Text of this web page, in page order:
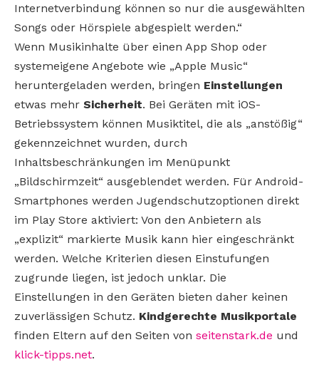
Internetverbindung können so nur die ausgewählten
Songs oder Hörspiele abgespielt werden.“
Wenn Musikinhalte über einen App Shop oder
systemeigene Angebote wie „Apple Music“
heruntergeladen werden, bringen Einstellungen
etwas mehr Sicherheit. Bei Geräten mit iOS-
Betriebssystem können Musiktitel, die als „anstößig“
gekennzeichnet wurden, durch
Inhaltsbeschränkungen im Menüpunkt
„Bildschirmzeit“ ausgeblendet werden. Für Android-
Smartphones werden Jugendschutzoptionen direkt
im Play Store aktiviert: Von den Anbietern als
„explizit“ markierte Musik kann hier eingeschränkt
werden. Welche Kriterien diesen Einstufungen
zugrunde liegen, ist jedoch unklar. Die
Einstellungen in den Geräten bieten daher keinen
zuverlässigen Schutz. Kindgerechte Musikportale
finden Eltern auf den Seiten von seitenstark.de und
klick-tipps.net.